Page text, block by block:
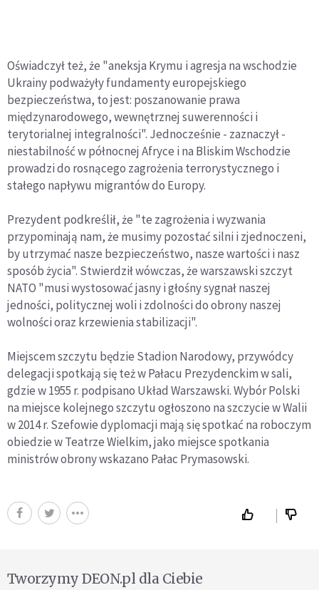
Oświadczył też, że "aneksja Krymu i agresja na wschodzie
Ukrainy podważyły fundamenty europejskiego
bezpieczeństwa, to jest: poszanowanie prawa
międzynarodowego, wewnętrznej suwerenności i
terytorialnej integralności". Jednocześnie - zaznaczył -
niestabilność w północnej Afryce i na Bliskim Wschodzie
prowadzi do rosnącego zagrożenia terrorystycznego i
stałego napływu migrantów do Europy.
Prezydent podkreślił, że "te zagrożenia i wyzwania
przypominają nam, że musimy pozostać silni i zjednoczeni,
by utrzymać nasze bezpieczeństwo, nasze wartości i nasz
sposób życia". Stwierdził wówczas, że warszawski szczyt
NATO "musi wystosować jasny i głośny sygnał naszej
jedności, politycznej woli i zdolności do obrony naszej
wolności oraz krzewienia stabilizacji".
Miejscem szczytu będzie Stadion Narodowy, przywódcy
delegacji spotkają się też w Pałacu Prezydenckim w sali,
gdzie w 1955 r. podpisano Układ Warszawski. Wybór Polski
na miejsce kolejnego szczytu ogłoszono na szczycie w Walii
w 2014 r. Szefowie dyplomacji mają się spotkać na roboczym
obiedzie w Teatrze Wielkim, jako miejsce spotkania
ministrów obrony wskazano Pałac Prymasowski.
Tworzymy DEON.pl dla Ciebie